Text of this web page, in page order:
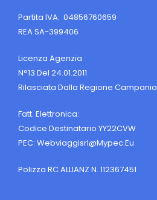
Partita IVA: 04856760659
REA SA-399406
Licenza Agenzia
N°13 Del 24.01.2011
Rilasciata Dalla Regione Campania
Fatt. Elettronica:
Codice Destinatario YY22CVW
PEC: Webviaggisrl@mypec.eu
Polizza RC ALLIANZ N. 112367451